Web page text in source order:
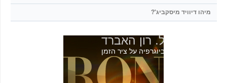
מיהו דיוויד מיסקביג'?
ל. רון האברד
ביוגרפיה על ציר הזמן